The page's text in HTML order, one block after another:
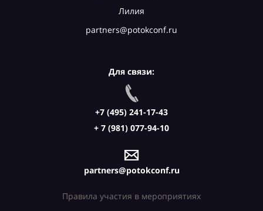
Лилия
partners@potokconf.ru
Для связи:
+7 (495) 241-17-43
+ 7 (981) 077-94-10
partners@potokconf.ru
Правила участия в мероприятиях